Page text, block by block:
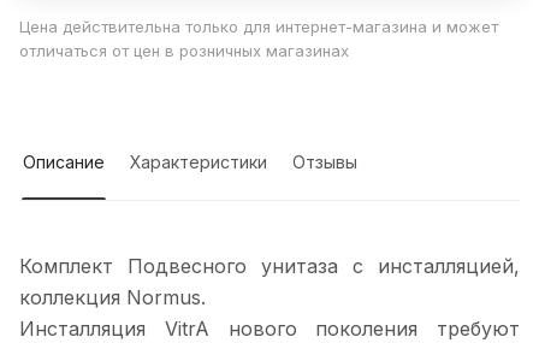
Цена действительна только для интернет-магазина и может
отличаться от цен в розничных магазинах
Описание Характеристики Отзывы
Комплект Подвесного унитаза с инсталляцией,
коллекция Normus.
Инсталляция VitrA нового поколения требуют